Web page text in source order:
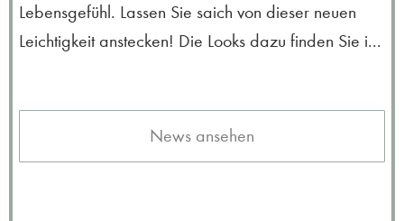
Lebensgefühl. Lassen Sie saich von dieser neuen
Leichtigkeit anstecken! Die Looks dazu finden Sie i...
News ansehen